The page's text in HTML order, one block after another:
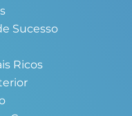
Sucesso
Ricos